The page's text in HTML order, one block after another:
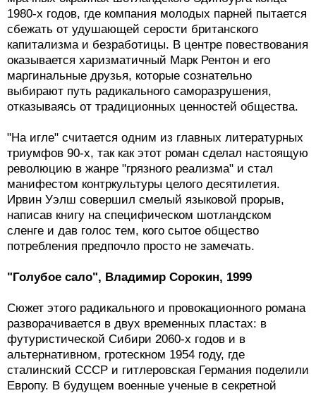
1980-х годов, где компания молодых парней пытается
сбежать от удушающей серости британского
капитализма и безработицы. В центре повествования
оказывается харизматичный Марк Рентон и его
маргинальные друзья, которые сознательно
выбирают путь радикального саморазрушения,
отказываясь от традиционных ценностей общества.
"На игле" считается одним из главных литературных
триумфов 90-х, так как этот роман сделал настоящую
революцию в жанре "грязного реализма" и стал
манифестом контркультуры целого десятилетия.
Ирвин Уэлш совершил смелый языковой прорыв,
написав книгу на специфическом шотландском
сленге и дав голос тем, кого сытое общество
потребления предпочло просто не замечать.
"Голубое сало", Владимир Сорокин, 1999
Сюжет этого радикального и провокационного романа
разворачивается в двух временных пластах: в
футуристической Сибири 2060-х годов и в
альтернативном, гротескном 1954 году, где
сталинский СССР и гитлеровская Германия поделили
Европу. В будущем военные ученые в секретной